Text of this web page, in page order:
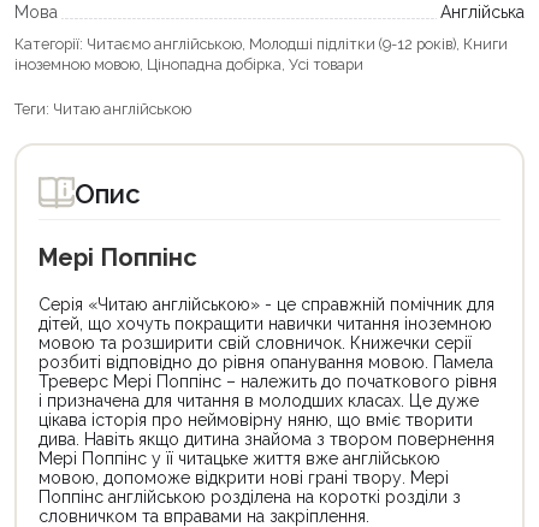
Мова
Англійська
Категорії: Читаємо англійською Молодші підлітки (9-12 років) Книги
іноземною мовою Цінопадна добірка Усі товари
Теги: Читаю англійською
Опис
Мері Поппінс
Серія «Читаю англійською» - це справжній помічник для
дітей, що хочуть покращити навички читання іноземною
мовою та розширити свій словничок. Книжечки серії
розбиті відповідно до рівня опанування мовою. Памела
Треверс Мері Поппінс – належить до початкового рівня
і призначена для читання в молодших класах. Це дуже
цікава історія про неймовірну няню, що вміє творити
дива. Навіть якщо дитина знайома з твором повернення
Мері Поппінс у її читацьке життя вже англійською
мовою, допоможе відкрити нові грані твору. Мері
Поппінс англійською розділена на короткі розділи з
словничком та вправами на закріплення.